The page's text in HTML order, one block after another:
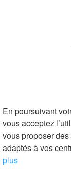
En poursuivant
vous acceptez
vous proposer
adaptés à vos
plus